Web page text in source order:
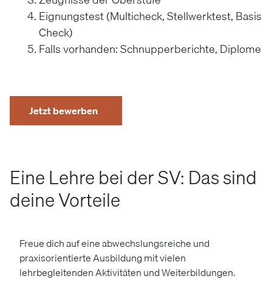
Eignungstest (Multicheck, Stellwerktest, Basis
Check)
Falls vorhanden: Schnupperberichte, Diplome
Jetzt bewerben
Eine Lehre bei der SV: Das sind
deine Vorteile
Freue dich auf eine abwechslungsreiche und
praxisorientierte Ausbildung mit vielen
lehrbegleitenden Aktivitäten und Weiterbildungen.